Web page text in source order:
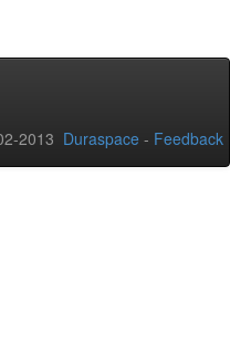
2013 Duraspace - Feedback